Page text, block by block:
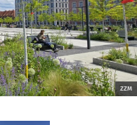
ZZM